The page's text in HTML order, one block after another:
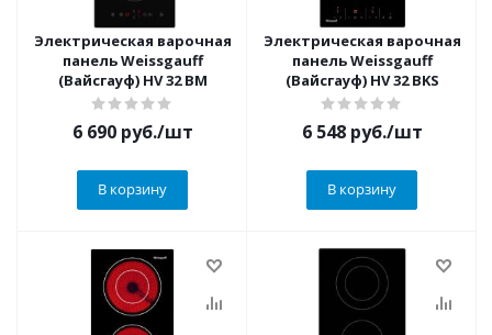
Электрическая варочная
панель Weissgauff
(Вайсгауф) HV 32 BM
6 690руб./шт
В корзину
Электрическая варочная
панель Weissgauff
(Вайсгауф) HV 32 BKS
6 548руб./шт
В корзину